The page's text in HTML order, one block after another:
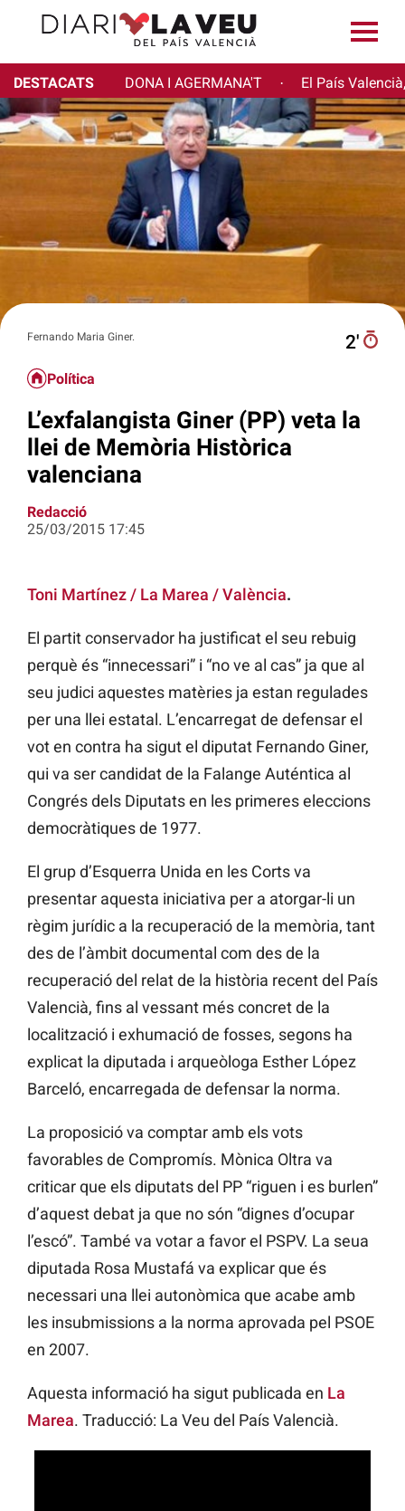
DESTACATS DONA I AGERMANA'T · El País
Fernando Maria Giner. 2′
Política
L’exfalangista Giner (PP) veta la
llei de Memòria Històrica
valenciana
Redacció
25/03/2015 17:45
Toni Martínez / La Marea / València.
El partit conservador ha justificat el seu rebuig
perquè és “innecessari” i “no ve al cas” ja que al
seu judici aquestes matèries ja estan regulades
per una llei estatal. L’encarregat de defensar el
vot en contra ha sigut el diputat Fernando Giner,
qui va ser candidat de la Falange Auténtica al
Congrés dels Diputats en les primeres eleccions
democràtiques de 1977.
El grup d’Esquerra Unida en les Corts va
presentar aquesta iniciativa per a atorgar-li un
règim jurídic a la recuperació de la memòria, tant
des de l’àmbit documental com des de la
recuperació del relat de la història recent del País
Valencià, fins al vessant més concret de la
localització i exhumació de fosses, segons ha
explicat la diputada i arqueòloga Esther López
Barceló, encarregada de defensar la norma.
La proposició va comptar amb els vots
favorables de Compromís. Mònica Oltra va
criticar que els diputats del PP “riguen i es burlen”
d’aquest debat ja que no són “dignes d’ocupar
l’escó”. També va votar a favor el PSPV. La seua
diputada Rosa Mustafá va explicar que és
necessari una llei autonòmica que acabe amb
les insubmissions a la norma aprovada pel PSOE
en 2007.
Aquesta informació ha sigut publicada en La
Marea. Traducció: La Veu del País Valencià.